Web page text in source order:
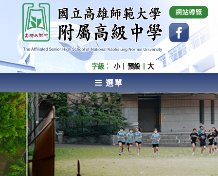
內
容
國立高雄師範大學附屬高級中學 Affiliated Senior
High School of National Kaohsiung Normal
University
字級： 小 預設 大
選單
AFFILIATED SENIOR HIGH SCHOOL OF NATIONAL
KAOHSIUNG NORMAL UNIVERSITY